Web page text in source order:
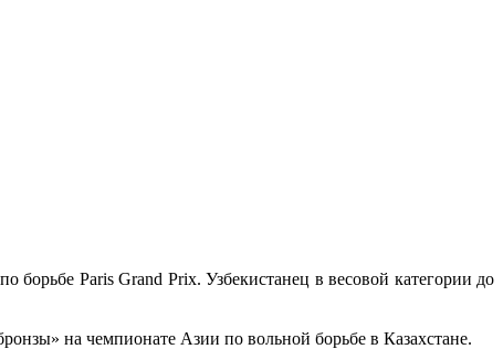
борьбе Paris Grand Prix. Узбекистанец в весовой категории до
на чемпионате Азии по вольной борьбе в Казахстане.